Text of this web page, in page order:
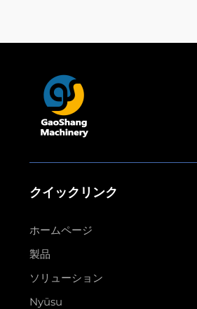
クイックリンク
ホームページ
製品
ソリューション
Nyūsu